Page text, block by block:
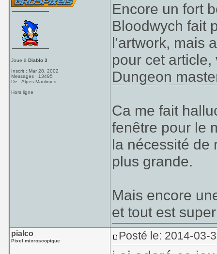
Joue àDiablo 3
Inscrit : Mar 28, 2002
Messages : 13495
De : Alpes Maritimes
Hors ligne
Encore un fort
Bloodwych fait
l'artwork, mais
pour cet
Dungeon
Ca me fait
fenêtre pour le
la nécessité de
plus grande.
Mais encore
et tout est
pialco
Pixel microscopique Posté le: 2014-03-